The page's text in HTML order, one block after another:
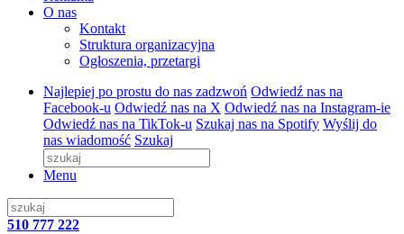
O nas
Kontakt
Struktura organizacyjna
Ogłoszenia, przetargi
Najlepiej po prostu do nas zadzwoń Odwiedź nas na
Facebook-u Odwiedź nas na X Odwiedź nas na Instagram-ie
Odwiedź nas na TikTok-u Szukaj nas na Spotify Wyślij do
nas wiadomość Szukaj
Menu
510 777 222